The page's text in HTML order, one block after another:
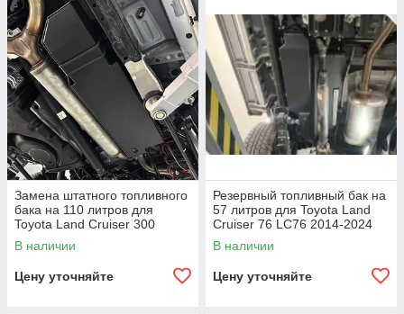
Замена штатного топливного
бака на 110 литров для
Toyota Land Cruiser 300
3.5TT/3.3T LC300 Тойота
Крузер Крузак
В наличии
Цену уточняйте
Резервный топливный бак на
57 литров для Toyota Land
Cruiser 76 LC76 2014-2024
Тойота Крузер Крузак бак
В наличии
Цену уточняйте